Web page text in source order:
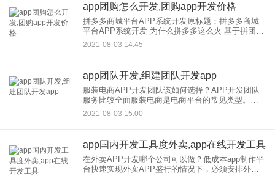
app团购怎么开发,团购app开发价格
拼多多商城平台APP系统开发原标题：拼多多商城
平台APP系统开发 为什么拼多多这么火 基于拼团，
的社交网购平台拼多多商城系统，商品丰富，价
格，买得起，国内都有。还有9.9特价超值等活动，
2021-08-03 14:45
app团队开发,组建团队开发app
服装电商APP开发团队该如何选择？APP开发团队
服务比较全面服装电商是电商平台的常见类型。软
件的制作也需要一些专业的开发技术人员或团队来
完成制作一些企业或商家也在寻找一些开发团队去
2021-08-03 15:00
app国内开发工具度外卖,app在线开发工具
在外卖APP开发哪个公司可以做？低成本app制作平
台快速实现外卖APP盛行的情况下，必须安排外卖